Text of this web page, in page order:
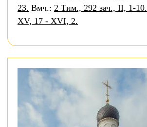
23. Вмч.: 2 Тим., 292 зач., II, 1-10.
XV, 17 - XVI, 2.